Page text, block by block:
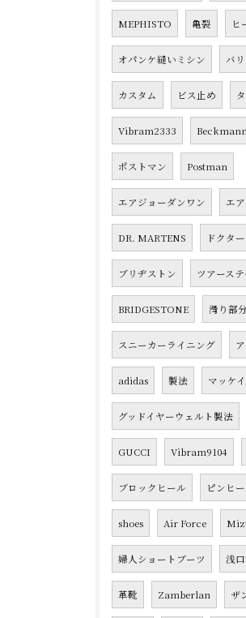
MEPHISTO 亀裂 ヒ
オパンケ縫いミシン バ
カスタム ビス止め
Vibram2333 Beckmann
ポストマン Postman
エアジョーダンワン エ
DR. MARTENS ドクタ
ブリヂストン ツアース
BRIDGESTONE 滑り部
スニーカーライニング
adidas 製法 マッケ
グッドイヤーウェルト製法
GUCCI Vibram9104
ブロックヒール ピンヒ
shoes Air Force
婦人ショートブーツ 浅
革靴 Zamberlan ザ